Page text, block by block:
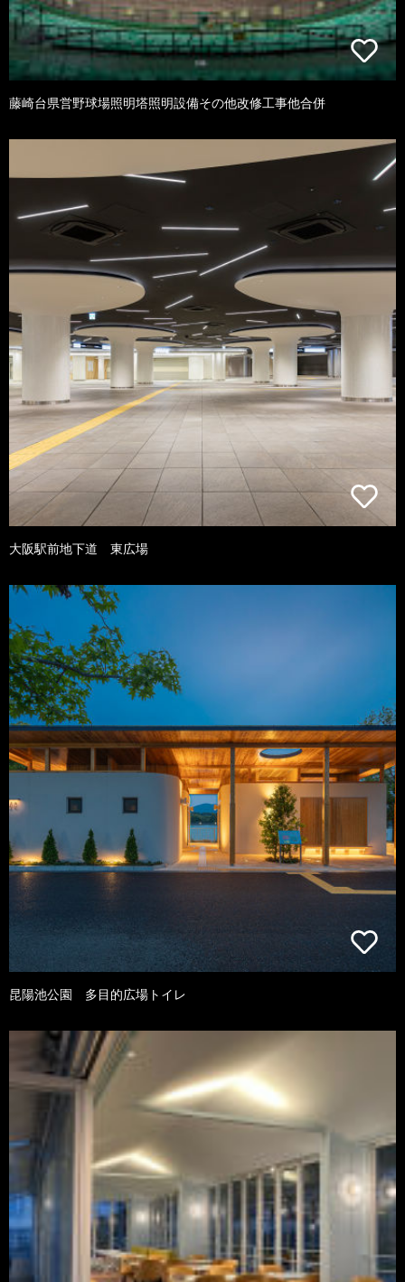
藤崎台県営野球場照明塔照明設備その他改修工事他合併
大阪駅前地下道 東広場
昆陽池公園 多目的広場トイレ